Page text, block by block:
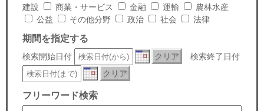
リサーチ
セミナー
経済ニュース
労務顧問
建設
商業・サービス 金融 運輸
農林水産
公益
その他分野 政治 社会 法律
期間を指定する
検索開始日付 クリア
検索終了日付
クリア
フリーワード検索